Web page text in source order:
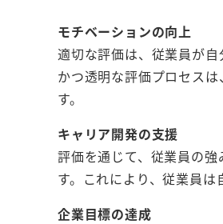
モチベーションの向上
適切な評価は、従業員が
かつ透明な評価プロセス
す。
キャリア開発の支援
評価を通じて、従業員の
す。これにより、従業員は
企業目標の達成